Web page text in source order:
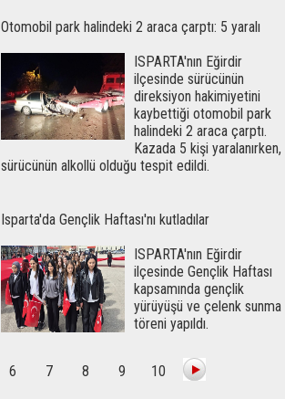
Otomobil park halindeki 2 araca çarptı: 5 yaralı
ISPARTA'nın Eğirdir
ilçesinde sürücünün
direksiyon hakimiyetini
kaybettiği otomobil park
halindeki 2 araca çarptı.
Kazada 5 kişi yaralanırken,
sürücünün alkollü olduğu tespit edildi.
Isparta'da Gençlik Haftası'nı kutladılar
ISPARTA'nın Eğirdir
ilçesinde Gençlik Haftası
kapsamında gençlik
yürüyüşü ve çelenk sunma
töreni yapıldı.
6 7 8 9 10